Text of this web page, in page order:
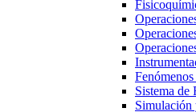
Sistema de
Simulación